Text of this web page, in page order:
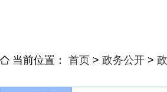
当前位置： 首页 > 政务公开 >